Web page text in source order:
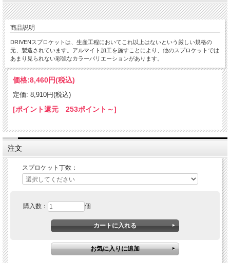
商品説明
DRIVENスプロケットは、生産工程においてこれ以上はないという厳しい規格の
元、製造されています。アルマイト加工を施すことにより、他のスプロケットでは
あまり見られない彩強なカラーバリエーションがあります。
価格:8,460円(税込)
定価: 8,910円(税込)
[ポイント還元 253ポイント～]
注文
スプロケット丁数：
購入数： 個